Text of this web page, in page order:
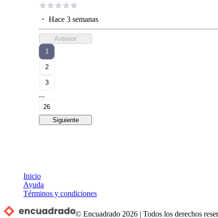
・ Hace 3 semanas
Anterior
1
2
3
...
26
Siguiente
Inicio
Ayuda
Términos y condiciones
© Encuadrado 2026 |Todos los derechos